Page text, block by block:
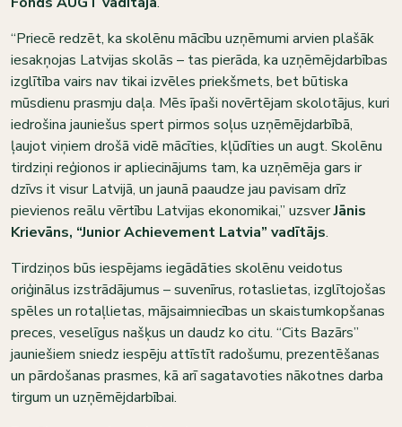
“Priecē redzēt, ka skolēnu mācību uzņēmumi arvien plašāk
iesakņojas Latvijas skolās – tas pierāda, ka uzņēmējdarbības
izglītība vairs nav tikai izvēles priekšmets, bet būtiska
mūsdienu prasmju daļa. Mēs īpaši novērtējam skolotājus, kuri
iedrošina jauniešus spert pirmos soļus uzņēmējdarbībā,
ļaujot viņiem drošā vidē mācīties, kļūdīties un augt. Skolēnu
tirdziņi reģionos ir apliecinājums tam, ka uzņēmēja gars ir
dzīvs it visur Latvijā, un jaunā paaudze jau pavisam drīz
pievienos reālu vērtību Latvijas ekonomikai,” uzsverJānis
Krievāns, “Junior Achievement Latvia” vadītājs.
Tirdziņos būs iespējams iegādāties skolēnu veidotus
oriģinālus izstrādājumus – suvenīrus, rotaslietas, izglītojošas
spēles un rotaļlietas, mājsaimniecības un skaistumkopšanas
preces, veselīgus našķus un daudz ko citu. “Cits Bazārs”
jauniešiem sniedz iespēju attīstīt radošumu, prezentēšanas
un pārdošanas prasmes, kā arī sagatavoties nākotnes darba
tirgum un uzņēmējdarbībai.